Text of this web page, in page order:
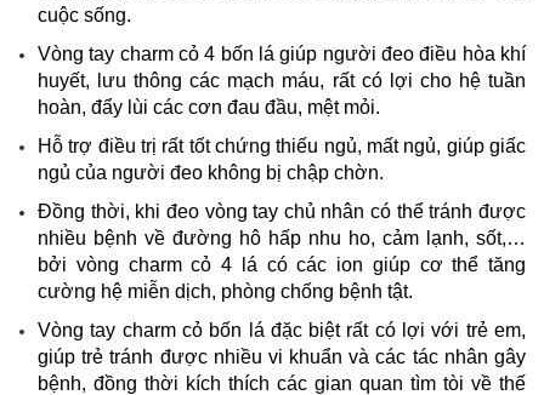
cuộc sống.
Vòng tay charm cỏ 4 bốn lá giúp người đeo điều hòa khí
huyết, lưu thông các mạch máu, rất có lợi cho hệ tuần
hoàn, đẩy lùi các cơn đau đầu, mệt mỏi.
Hỗ trợ điều trị rất tốt chứng thiếu ngủ, mất ngủ, giúp giấc
ngủ của người đeo không bị chập chờn.
Đồng thời, khi đeo vòng tay chủ nhân có thể tránh được
nhiều bệnh về đường hô hấp nhu ho, cảm lạnh, sốt,…
bởi vòng charm cỏ 4 lá có các ion giúp cơ thể tăng
cường hệ miễn dịch, phòng chống bệnh tật.
Vòng tay charm cỏ bốn lá đặc biệt rất có lợi với trẻ em,
giúp trẻ tránh được nhiều vi khuẩn và các tác nhân gây
bệnh, đồng thời kích thích các gian quan tìm tòi về thế